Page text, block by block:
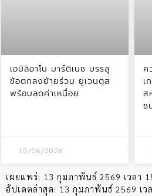
เอมิลิอาโน มาร์ติเนซ บรรลุ
ข้อตกลงย้ายร่วม ยูเวนตุส
พร้อมลดค่าเหนื่อย
10/06/2026
ค
เ
ส
ช
เผยแพร่: 13 กุมภาพันธ์ 2569 เวลา
อัปเดตล่าสุด: 13 กุมภาพันธ์ 2569 เว